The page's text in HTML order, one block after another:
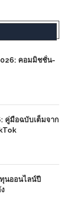
คอมมิชชั่น-
คู่มือฉบับเต็มจาก
นออนไลน์ปี